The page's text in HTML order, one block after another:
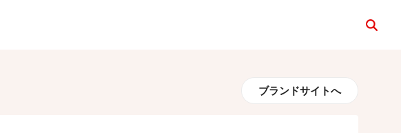
ブランドサイトへ